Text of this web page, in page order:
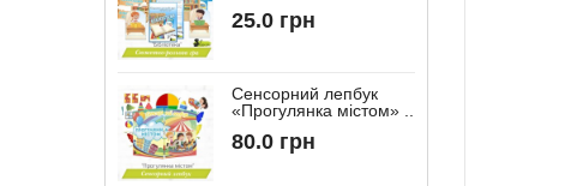
25.0 грн
Сенсорний лепбук
«Прогулянка містом» ..
80.0 грн